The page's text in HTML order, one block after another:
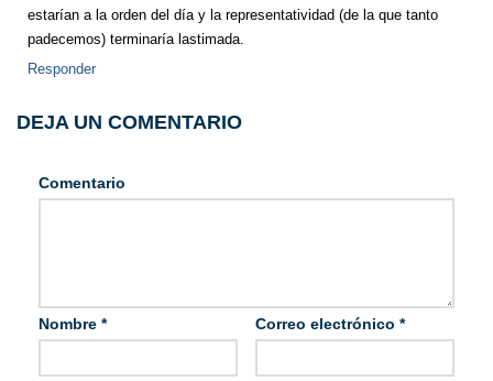
estarían a la orden del día y la representatividad (de la que tanto
padecemos) terminaría lastimada.
Responder
DEJA UN COMENTARIO
Comentario
Nombre * Correo electrónico *